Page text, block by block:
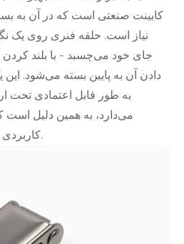
کابینت صنعتی است که در آن به
نیاز است. حلقه فنری روی یک
جای خود می‌چسبد - با بلند کردن
دادن آن به پایین بسته می‌شود.
به طور قابل اعتمادی تحت
می‌دارد، به همین دلیل است
کاربردی مختلف نشان داده می‌شود.